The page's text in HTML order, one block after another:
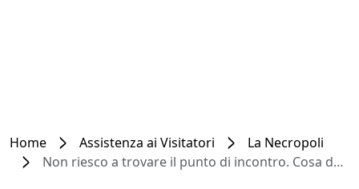
Home Assistenza ai Visitatori
La Necropoli
Non riesco a trovare il punto di incontro. Cosa devo fare?